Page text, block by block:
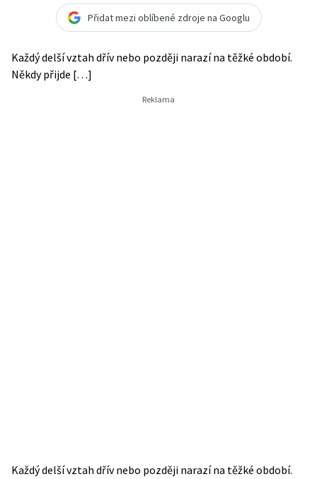
Přidat mezi oblíbené zdroje na Googlu
Každý delší vztah dřív nebo později narazí na těžké období.
Někdy přijde […]
Každý delší vztah dřív nebo později narazí na těžké období.